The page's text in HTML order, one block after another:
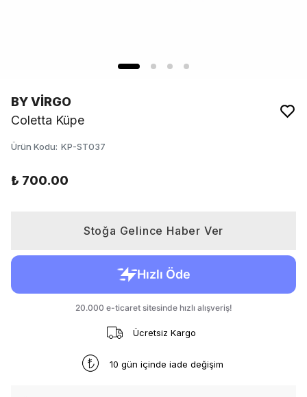
BY VİRGO
Coletta Küpe
Ürün Kodu: KP-ST037
₺ 700.00
Stoğa Gelince Haber Ver
Ücretsiz Kargo
10 gün içinde iade değişim